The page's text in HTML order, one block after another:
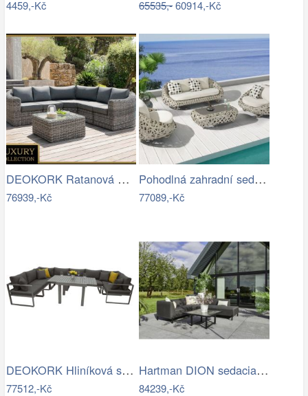
4459,-Kč 65535,-60914,-Kč
DEOKORK Ratanová modulová sestava…
76939,-Kč
Pohodlná zahradní sedací souprava - IKT
77089,-Kč
DEOKORK Hliníková sestava jídelní pro 8…
77512,-Kč
Hartman DION sedacia súprava - Čierna…
84239,-Kč